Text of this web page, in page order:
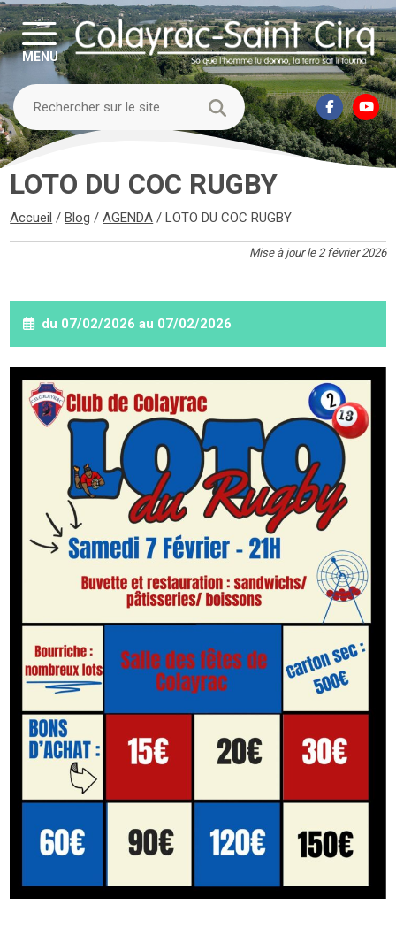
MENU
LOTO DU COC RUGBY
Accueil /Blog /AGENDA /LOTO DU COC RUGBY
Mise à jour le 2 février 2026
du 07/02/2026 au 07/02/2026